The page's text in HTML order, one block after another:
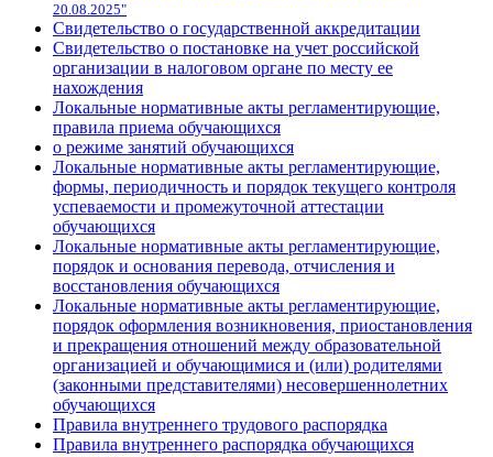
20.08.2025"
Свидетельство о государственной аккредитации
Свидетельство о постановке на учет российской
организации в налоговом органе по месту ее
нахождения
Локальные нормативные акты регламентирующие,
правила приема обучающихся
о режиме занятий обучающихся
Локальные нормативные акты регламентирующие,
формы, периодичность и порядок текущего контроля
успеваемости и промежуточной аттестации
обучающихся
Локальные нормативные акты регламентирующие,
порядок и основания перевода, отчисления и
восстановления обучающихся
Локальные нормативные акты регламентирующие,
порядок оформления возникновения, приостановления
и прекращения отношений между образовательной
организацией и обучающимися и (или) родителями
(законными представителями) несовершеннолетних
обучающихся
Правила внутреннего трудового распорядка
Правила внутреннего распорядка обучающихся